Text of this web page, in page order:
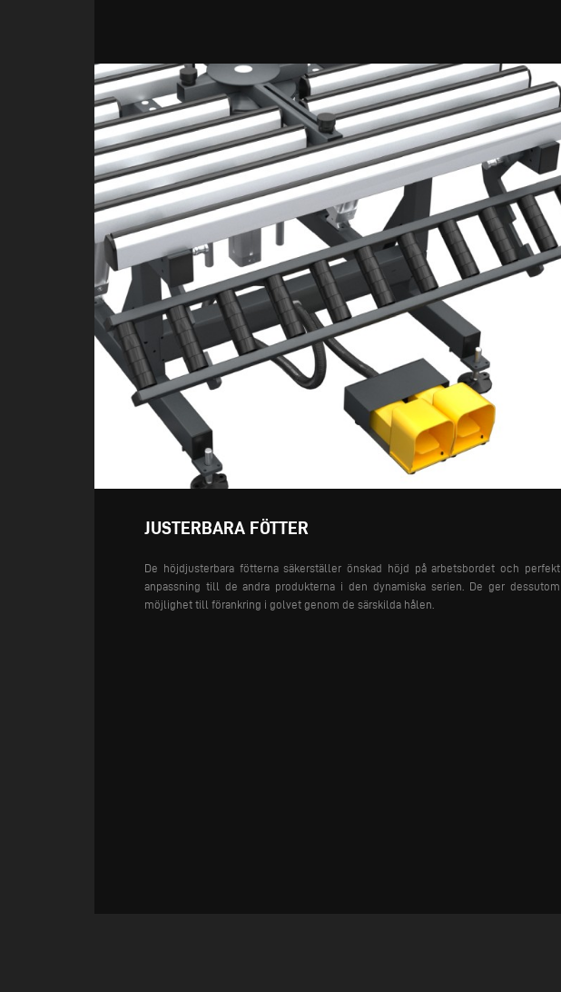
JUSTERBARA FÖTTER
De höjdjusterbara fötterna säkerställer önskad höjd på arbetsbordet och perfekt
anpassning till de andra produkterna i den dynamiska serien. De ger dessutom
möjlighet till förankring i golvet genom de särskilda hålen.